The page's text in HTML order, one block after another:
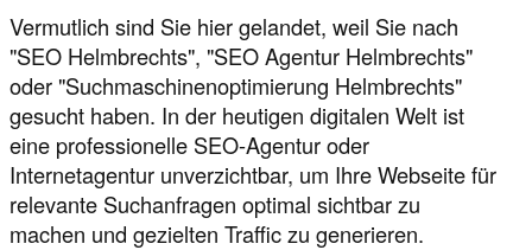
Vermutlich sind Sie hier gelandet, weil Sie nach
"SEO Helmbrechts", "SEO Agentur Helmbrechts"
oder "Suchmaschinenoptimierung Helmbrechts"
gesucht haben. In der heutigen digitalen Welt ist
eine professionelle SEO-Agentur oder
Internetagentur unverzichtbar, um Ihre Webseite für
relevante Suchanfragen optimal sichtbar zu
machen und gezielten Traffic zu generieren.